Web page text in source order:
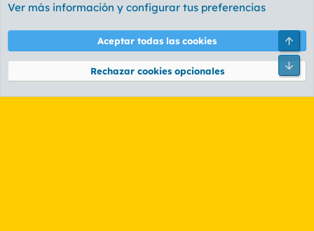
Cookies
PL OLDSTYLE AMARILLO
Términos y reglas Política de privacidad Ayuda
Community platform by XenForo® © 2010-2026 XenForo Ltd.
Ver más información y configurar tus preferencias
Aceptar todas las cookies
Rechazar cookies opcionales
Pie